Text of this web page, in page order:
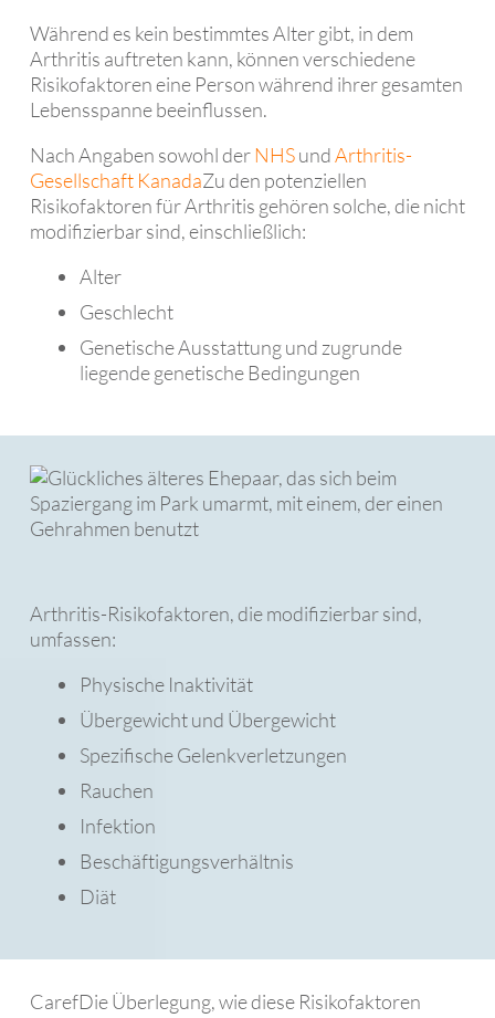
Während es kein bestimmtes Alter gibt, in dem
Arthritis auftreten kann, können verschiedene
Risikofaktoren eine Person während ihrer gesamten
Lebensspanne beeinflussen.
Nach Angaben sowohl derNHSundArthritis-
Gesellschaft KanadaZu den potenziellen
Risikofaktoren für Arthritis gehören solche, die nicht
modifizierbar sind, einschließlich:
Alter
Geschlecht
Genetische Ausstattung und zugrunde
liegende genetische Bedingungen
Arthritis-Risikofaktoren, die modifizierbar sind,
umfassen:
Physische Inaktivität
Übergewicht und Übergewicht
Spezifische Gelenkverletzungen
Rauchen
Infektion
Beschäftigungsverhältnis
Diät
CarefDie Überlegung, wie diese Risikofaktoren